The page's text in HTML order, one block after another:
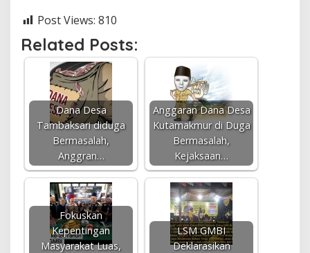
Post Views: 810
Related Posts:
Dana Desa
Tambaksari diduga
Bermasalah,
Anggran…
Anggaran Dana Desa
Kutamakmur di Duga
Bermasalah,
Kejaksaan…
Fokuskan
Kepentingan
Masyarakat Luas,
LSM GMBI
Deklarasikan